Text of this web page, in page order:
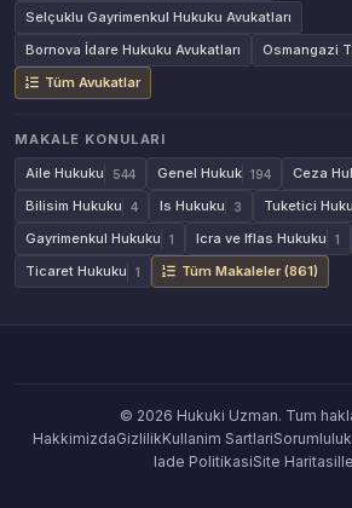
Selçuklu Gayrimenkul Hukuku Avukatları
Bornova İdare Hukuku Avukatları
Osmangazi
Tüm Avukatlar
MAKALE KONULARI
Aile Hukuku
544 Genel Hukuk 194 Ceza
Bilisim Hukuku 4 Is Hukuku 3 Tuketici
Gayrimenkul Hukuku 1 Icra ve Iflas Hukuku 1
Ticaret Hukuku 1 Tüm Makaleler (861)
© 2026 Hukuki Uzman. Tum
HakkimizdaGizlilikKullanim Sartlari
Iade PolitikasiSite Haritasi